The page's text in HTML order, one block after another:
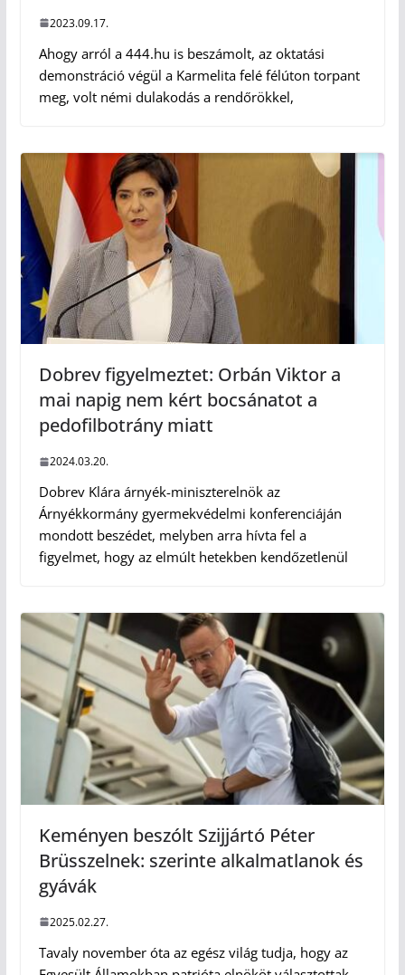
2023.09.17.
Ahogy arról a 444.hu is beszámolt, az oktatási
demonstráció végül a Karmelita felé félúton torpant
meg, volt némi dulakodás a rendőrökkel,
Dobrev figyelmeztet: Orbán Viktor a
mai napig nem kért bocsánatot a
pedofilbotrány miatt
2024.03.20.
Dobrev Klára árnyék-miniszterelnök az
Árnyékkormány gyermekvédelmi konferenciáján
mondott beszédet, melyben arra hívta fel a
figyelmet, hogy az elmúlt hetekben kendőzetlenül
Keményen beszólt Szijjártó Péter
Brüsszelnek: szerinte alkalmatlanok és
gyávák
2025.02.27.
Tavaly november óta az egész világ tudja, hogy az